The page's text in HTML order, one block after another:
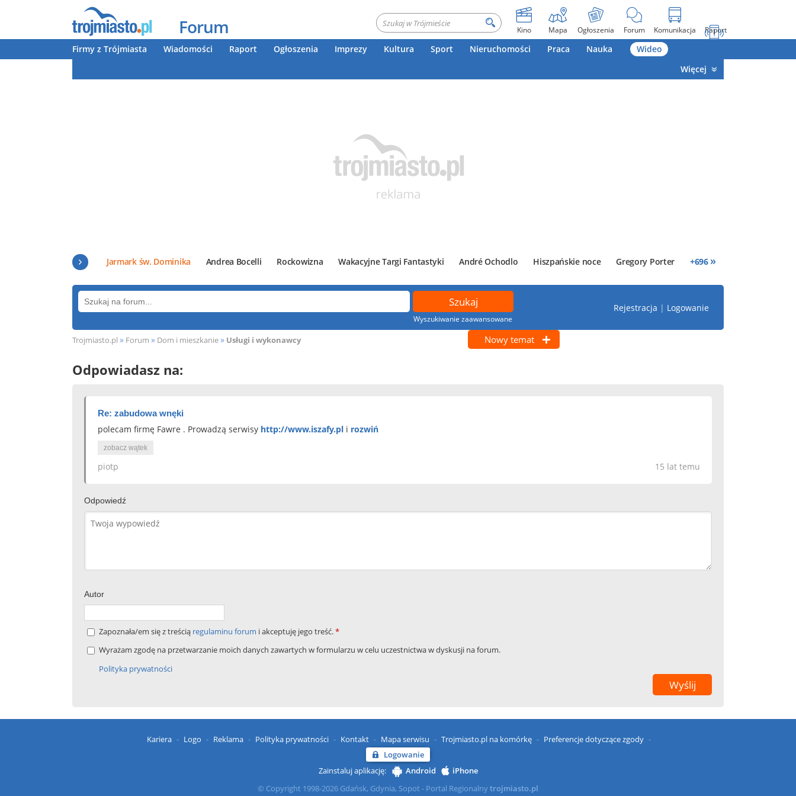
Forum Kino Mapa Ogłoszenia Forum Komunikacja Raport
Firmy z Trójmiasta Wiadomości Raport Ogłoszenia Imprezy Kultura Sport Nieruchomości Praca Nauka
Wideo
Więcej
Jarmark św. Dominika Andrea Bocelli Rockowizna Wakacyjne Targi Fantastyki André Ochodlo Hiszpańskie noce Gregory Porter +696 »
Wyszukiwanie zaawansowane
Rejestracja | Logowanie
Trojmiasto.pl » Forum » Dom i mieszkanie» Usługi i wykonawcy Nowy temat
Odpowiadasz na:
Re: zabudowa wnęki
polecam firmę Fawre . Prowadzą serwisy http://www.iszafy.pl i rozwiń
zobacz wątek
15 lat temu
piotp
Odpowiedź
Autor
Zapoznała/em się z treścią regulaminu forum i akceptuję jego treść.*
Wyrażam zgodę na przetwarzanie moich danych zawartych w formularzu w celu uczestnictwa w dyskusji na forum.
Polityka prywatności
Kariera Logo Reklama Polityka prywatności Kontakt Mapa serwisu Trojmiasto.pl na komórkę
Preferencje dotyczące zgody
Logowanie
Zainstaluj aplikację:
Android
iPhone
© Copyright 1998-2026 Gdańsk, Gdynia, Sopot - Portal Regionalnytrojmiasto.pl